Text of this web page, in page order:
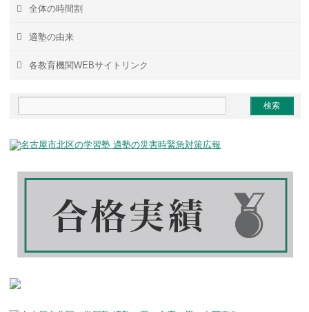
全体の時間割
適塾の由来
各教育機関WEBサイトリンク